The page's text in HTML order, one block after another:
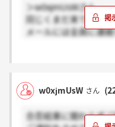
＞w0xjmUsWさん
同じくまだ来ていま
メールには全員に連
w0xjmUsW さん
合否結果に関わらず